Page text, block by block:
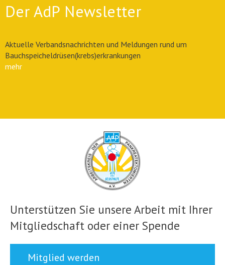
Der AdP Newsletter
Aktuelle Verbandsnachrichten und Meldungen rund um
Bauchspeicheldrüsen(krebs)erkrankungen
mehr
Unterstützen Sie unsere Arbeit mit Ihrer
Mitgliedschaft oder einer Spende
Mitglied werden